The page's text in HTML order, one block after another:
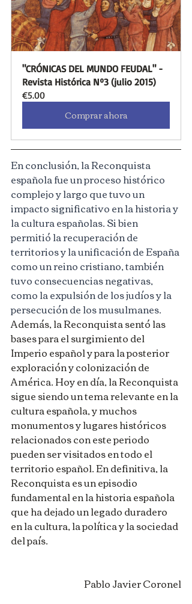
"CRÓNICAS DEL MUNDO FEUDAL" -
Revista Histórica Nº3 (julio 2015)
€5.00
Comprar ahora
En conclusión, la Reconquista
española fue un proceso histórico
complejo y largo que tuvo un
impacto significativo en la historia y
la cultura españolas. Si bien
permitió la recuperación de
territorios y la unificación de España
como un reino cristiano, también
tuvo consecuencias negativas,
como la expulsión de los judíos y la
persecución de los musulmanes.
Además, la Reconquista sentó las
bases para el surgimiento del
Imperio español y para la posterior
exploración y colonización de
América. Hoy en día, la Reconquista
sigue siendo un tema relevante en la
cultura española, y muchos
monumentos y lugares históricos
relacionados con este periodo
pueden ser visitados en todo el
territorio español. En definitiva, la
Reconquista es un episodio
fundamental en la historia española
que ha dejado un legado duradero
en la cultura, la política y la sociedad
del país.
Pablo Javier Coronel